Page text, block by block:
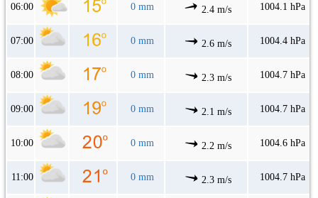
06:00 0 mm 2.4 m/s 1004.1 hPa
07:00 0 mm 2.6 m/s 1004.4 hPa
08:00 0 mm 2.3 m/s 1004.7 hPa
09:00 0 mm 2.1 m/s 1004.7 hPa
10:00 0 mm 2.2 m/s 1004.6 hPa
11:00 0 mm 2.3 m/s 1004.7 hPa